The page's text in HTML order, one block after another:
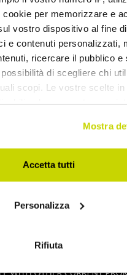
per memorizzare e
vostro dispositivo al fine di
e contenuti personalizzati,
ricercare il pubblico e
di scegliere chi
scopi. Le vostre scelte in
il proprio consenso in
sui cookie o
della privacy.
informazioni sulla tua
il tuo dispositivo,
Mostra
Accetta tutti
Personalizza
Rifiuta
Bathroom